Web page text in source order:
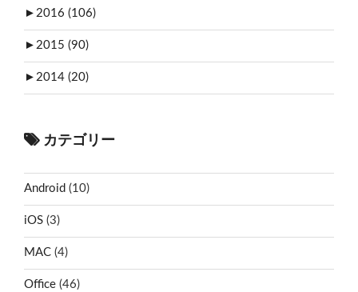
► 2016 (106)
► 2015 (90)
► 2014 (20)
カテゴリー
Android (10)
iOS (3)
MAC (4)
Office (46)